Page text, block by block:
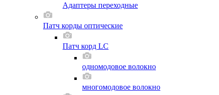
Адаптеры переходные
Патч корды оптические
Патч корд LC
одномодовое волокно
многомодовое волокно